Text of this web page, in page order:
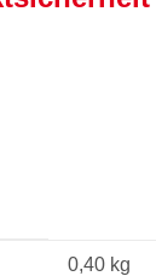
0,40 kg